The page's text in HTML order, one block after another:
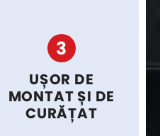
3
UȘOR DE
MONTAT ȘI DE
CURĂȚAT